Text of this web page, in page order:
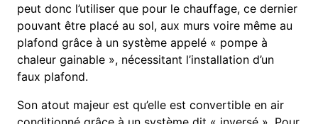
peut donc l’utiliser que pour le chauffage, ce dernier
pouvant être placé au sol, aux murs voire même au
plafond grâce à un système appelé « pompe à
chaleur gainable », nécessitant l’installation d’un
faux plafond.
Son atout majeur est qu’elle est convertible en air